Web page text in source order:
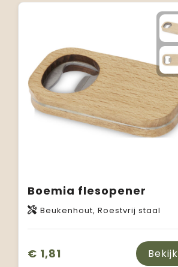
Boemia flesopener
Beukenhout, Roestvrij staal
€ 1,81 Bekijk